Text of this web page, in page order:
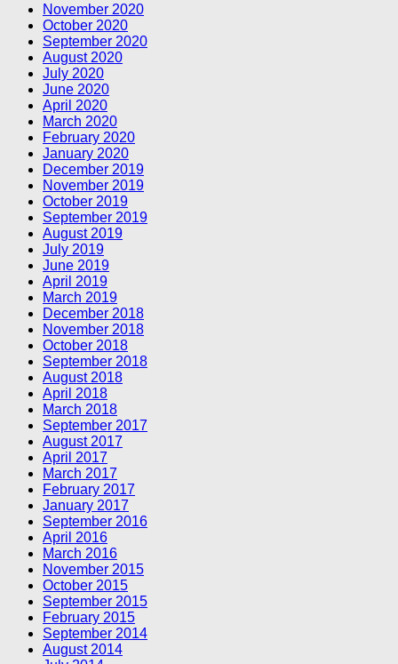
November 2020
October 2020
September 2020
August 2020
July 2020
June 2020
April 2020
March 2020
February 2020
January 2020
December 2019
November 2019
October 2019
September 2019
August 2019
July 2019
June 2019
April 2019
March 2019
December 2018
November 2018
October 2018
September 2018
August 2018
April 2018
March 2018
September 2017
August 2017
April 2017
March 2017
February 2017
January 2017
September 2016
April 2016
March 2016
November 2015
October 2015
September 2015
February 2015
September 2014
August 2014